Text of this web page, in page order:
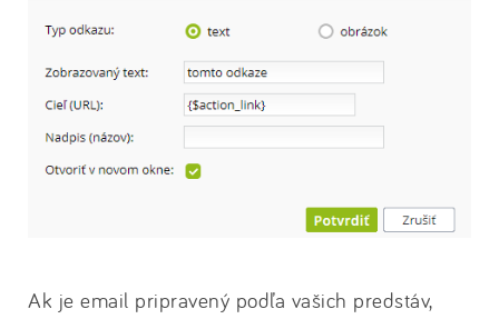
Ak je email pripravený podľa vašich predstáv,